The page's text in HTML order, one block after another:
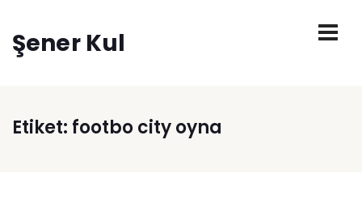
Şener Kul
Etiket: footbo city oyna